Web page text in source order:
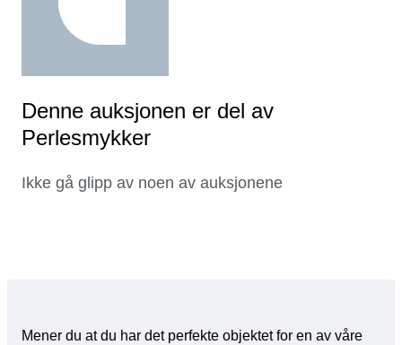
Denne auksjonen er del av
Perlesmykker
Ikke gå glipp av noen av auksjonene
Mener du at du har det perfekte objektet for en av våre